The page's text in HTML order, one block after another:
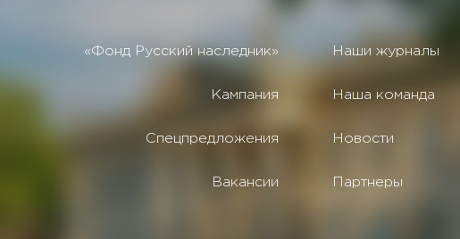
«Фонд Русский наследник»
Кампания
Спецпредложения
Вакансии
Наши журналы
Наша команда
Новости
Партнеры